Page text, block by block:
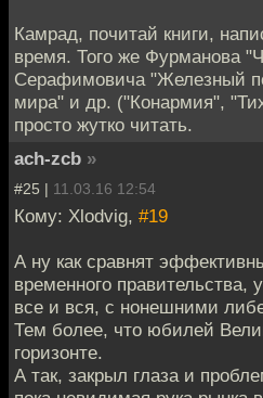
Камрад, почитай книги,
время. Того же Фурманова
Серафимовича "Железный
мира" и др. ("Конармия",
просто жутко читать.
ach-zcb »
#25 | 11.03.16 12:54
Кому: Xlodvig, #19
А ну как сравнят
временного правительства,
все и вся, с нонешними
Тем более, что юбилей
горизонте.
А так, закрыл глаза и